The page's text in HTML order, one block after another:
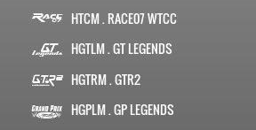
HTCM . RACE07 WTCC
HGTLM . GT LEGENDS
HGTRM . GTR2
HGPLM . GP LEGENDS